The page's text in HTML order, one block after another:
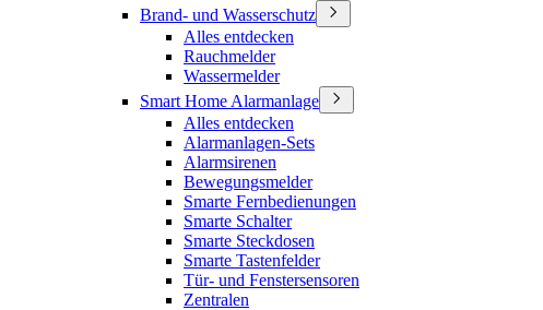
Brand- und Wasserschutz
Alles entdecken
Rauchmelder
Wassermelder
Smart Home Alarmanlage
Alles entdecken
Alarmanlagen-Sets
Alarmsirenen
Bewegungsmelder
Smarte Fernbedienungen
Smarte Schalter
Smarte Steckdosen
Smarte Tastenfelder
Tür- und Fenstersensoren
Zentralen